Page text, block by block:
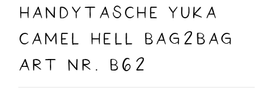
Handytasche Yuka
camel hell Bag2bag
Art nr. B62